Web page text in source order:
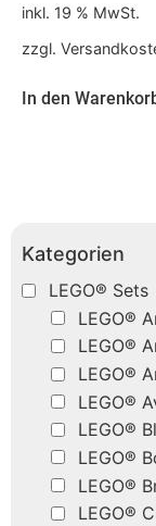
Kategorien
LEGO® Sets
LEGO®
LEGO®
LEGO®
LEGO®
LEGO®
LEGO®
LEGO®
LEGO®
inkl. 19 % MwSt.
zzgl.
In den